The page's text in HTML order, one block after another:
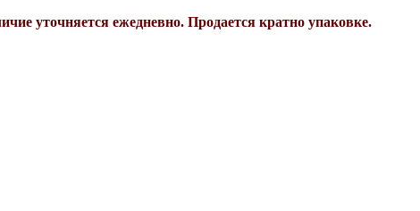
уточняется ежедневно. Продается кратно упаковке.